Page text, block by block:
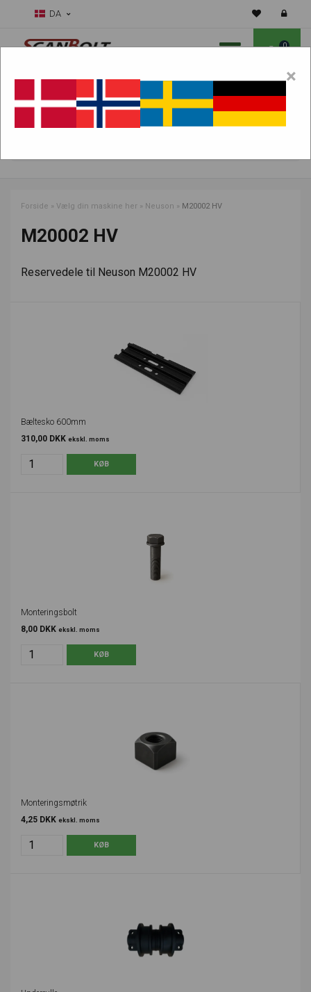
DA
0
Forside » Vælg din maskine her » Neuson » M20002 HV
M20002 HV
Reservedele til Neuson M20002 HV
Bæltesko 600mm
310,00 DKK ekskl. moms
Monteringsbolt
8,00 DKK ekskl. moms
Monteringsmøtrik
4,25 DKK ekskl. moms
×